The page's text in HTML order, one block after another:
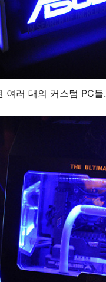
여러 대의 커스텀 PC들.